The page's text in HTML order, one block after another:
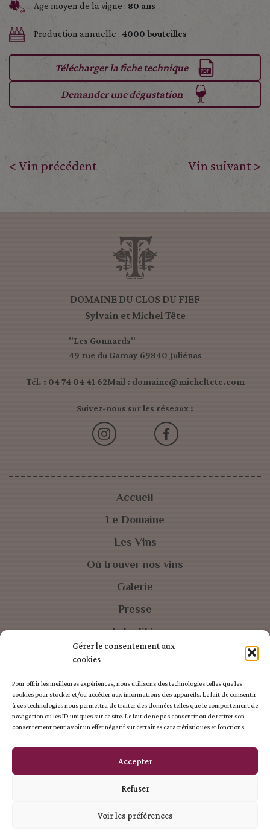
Gérer le consentement aux
cookies
Pour offrir les meilleures expériences, nous utilisons des technologies telles que les
cookies pour stocker et/ou accéder aux informations des appareils. Le fait de consentir
à ces technologies nous permettra de traiter des données telles que le comportement de
navigation ou les ID uniques sur ce site. Le fait de ne pas consentir ou de retirer son
consentement peut avoir un effet négatif sur certaines caractéristiques et fonctions.
Accepter
Refuser
Voir les préférences
Age moyen de la vigne : 80 ans
Production annuelle : 4000 bouteilles
Télécharger la fiche technique
Demander une dégustation
< Vin précédent Vin suivant >
DOMAINE DU CLOS DU FIEF
Sylvain et Michel Tête
"Les Gonnards"
49 rue du Gamay 69840 Juliénas
Tél. : 04 74 04 41 62Mail : domaine@micheltete.com
Suivez-nous sur les réseaux :
Accueil
Le Domaine
Les Vins
Où trouver nos vins
Galerie
Presse
Actualités
CONSOMMEZ AVEC MODÉRATION
Création site internet : IDCOM-Mentions légales-
Confidentialité